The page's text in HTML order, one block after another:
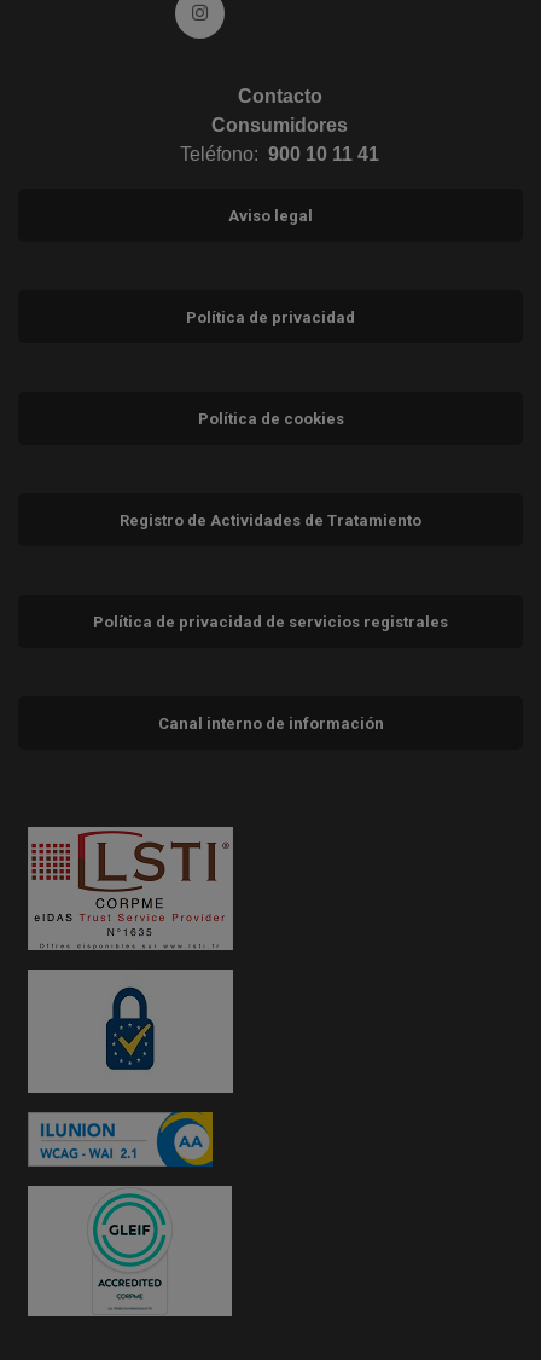
Ir a Instagram (abre en ventana nueva)
Contacto
Consumidores
Teléfono: 900 10 11 41
Aviso legal
Política de privacidad
Política de cookies
Registro de Actividades de Tratamiento
Política de privacidad de servicios registrales
Canal interno de información